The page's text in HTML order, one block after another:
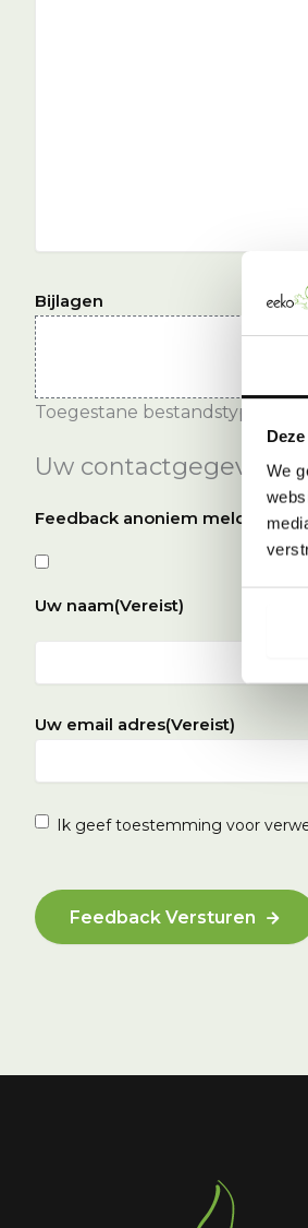
We
Bijlagen
Toegestane bestandstypen:
Uw contactgegevens
Feedback anoniem melden?
Uw naam(Vereist)
Uw email adres(Vereist)
Instemming(Vereist)
Ik geef toestemming voor
Feedback Versturen